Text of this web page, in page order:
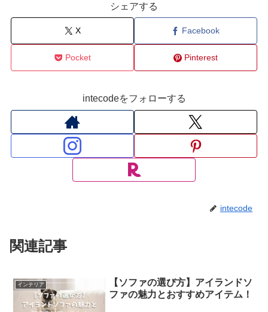
シェアする
X Facebook
Pocket Pinterest
intecodeをフォローする
intecode
関連記事
インテリア
【ソファの選び方】アイランドソ
ファの魅力とおすすめアイテム！